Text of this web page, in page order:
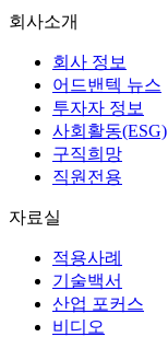
회사소개
회사 정보
어드밴텍 뉴스
투자자 정보
사회활동(ESG)
구직희망
직원전용
자료실
적용사례
기술백서
산업 포커스
비디오